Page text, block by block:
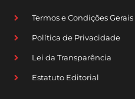
Termos e Condições Gerais
Política de Privacidade
Lei da Transparência
Estatuto Editorial